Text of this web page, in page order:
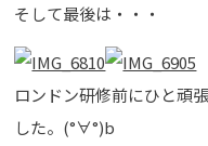
そして最後は・・・
ロンドン研修前にひと頑
した。(°∀°)b